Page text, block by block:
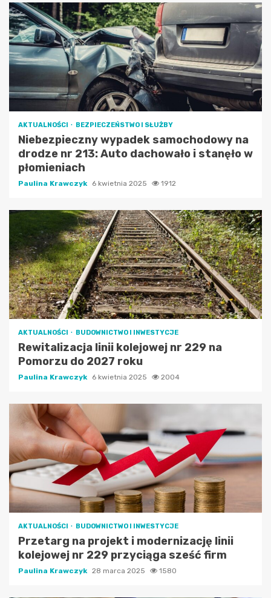
AKTUALNOŚCI BEZPIECZEŃSTWO I SŁUŻBY
Niebezpieczny wypadek samochodowy na
drodze nr 213: Auto dachowało i stanęło w
płomieniach
Paulina Krawczyk 6 kwietnia 2025 1912
AKTUALNOŚCI BUDOWNICTWO I INWESTYCJE
Rewitalizacja linii kolejowej nr 229 na
Pomorzu do 2027 roku
Paulina Krawczyk 6 kwietnia 2025 2004
AKTUALNOŚCI BUDOWNICTWO I INWESTYCJE
Przetarg na projekt i modernizację linii
kolejowej nr 229 przyciąga sześć firm
Paulina Krawczyk 28 marca 2025 1580